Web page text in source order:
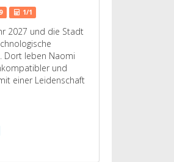
1/1
2027 und die Stadt
Dort leben Naomi
und
einer Leidenschaft